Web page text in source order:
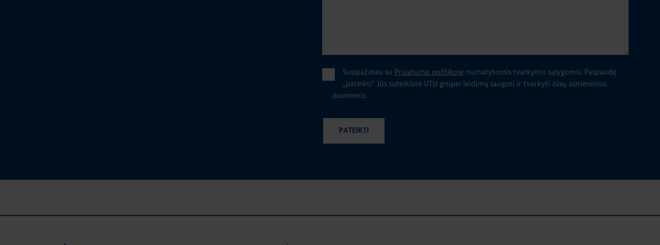
Susipažinau su Privatumo politikoje numatytomis tvarkymo sąlygomis. Paspaudę
„pateikti" Jūs suteikiate UTU grupei leidimą saugoti ir tvarkyti Jūsų asmeninius
duomenis.